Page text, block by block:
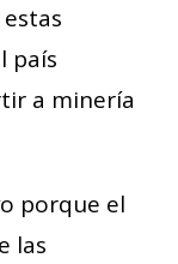
país
a minería
porque el
las